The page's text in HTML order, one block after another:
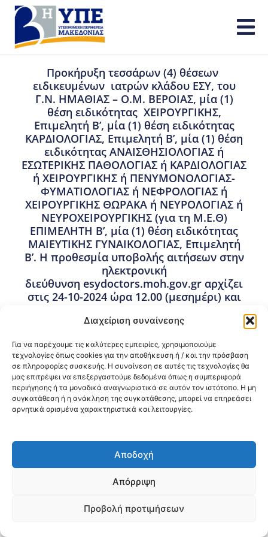
Διαχείριση συναίνεσης
Για να παρέχουμε τις καλύτερες εμπειρίες, χρησιμοποιούμε
τεχνολογίες όπως cookies για την αποθήκευση ή / και την πρόσβαση
σε πληροφορίες συσκευής. Η συναίνεση σε αυτές τις τεχνολογίες θα
μας επιτρέψει να επεξεργαστούμε δεδομένα όπως η συμπεριφορά
περιήγησης ή τα μοναδικά αναγνωριστικά σε αυτόν τον ιστότοπο. Η μη
συγκατάθεση ή η ανάκληση της συγκατάθεσης, μπορεί να επηρεάσει
αρνητικά ορισμένα χαρακτηριστικά και λειτουργίες.
Αποδοχή
Απόρριψη
Προβολή προτιμήσεων
Προκήρυξη τεσσάρων (4) θέσεων
ειδικευμένων ιατρών κλάδου ΕΣΥ, του
Γ.Ν. ΗΜΑΘΙΑΣ – Ο.Μ. ΒΕΡΟΙΑΣ, μία (1)
θέση ειδικότητας ΧΕΙΡΟΥΡΓΙΚΗΣ,
Επιμελητή Β’, μία (1) θέση ειδικότητας
ΚΑΡΔΙΟΛΟΓΙΑΣ, Επιμελητή Β’, μία (1) θέση
ειδικότητας ΑΝΑΙΣΘΗΣΙΟΛΟΓΙΑΣ ή
ΕΣΩΤΕΡΙΚΗΣ ΠΑΘΟΛΟΓΙΑΣ ή ΚΑΡΔΙΟΛΟΓΙΑΣ
ή ΧΕΙΡΟΥΡΓΙΚΗΣ ή ΠΕΝΥΜΟΝΟΛΟΓΙΑΣ-
ΦΥΜΑΤΙΟΛΟΓΙΑΣ ή ΝΕΦΡΟΛΟΓΙΑΣ ή
ΧΕΙΡΟΥΡΓΙΚΗΣ ΘΩΡΑΚΑ ή ΝΕΥΡΟΛΟΓΙΑΣ ή
ΝΕΥΡΟΧΕΙΡΟΥΡΓΙΚΗΣ (για τη Μ.Ε.Θ)
ΕΠΙΜΕΛΗΤΗ Β’, μία (1) θέση ειδικότητας
ΜΑΙΕΥΤΙΚΗΣ ΓΥΝΑΙΚΟΛΟΓΙΑΣ, Επιμελητή
Β’. Η προθεσμία υποβολής αιτήσεων στην
ηλεκτρονική
διεύθυνση esydoctors.moh.gov.gr αρχίζει
στις 24-10-2024 ώρα 12.00 (μεσημέρι) και
(μεσημέρι).
18 Οκτωβρίου, 2024
Προκηρύξεις Θέσεων Ιατρών ΕΣΥ σε Νοσοκομεία της
3ης ΥΠΕ Μακεδονίας,Προσλήψεις – Διορισμοί
Κοινοποίηση:
Θεσσαλονίκη, ΕλλάδαΤηλ: +30 2311 226 200
email: 3ype@3ype.gr
Website Visits:Website Visits Counter: N/A